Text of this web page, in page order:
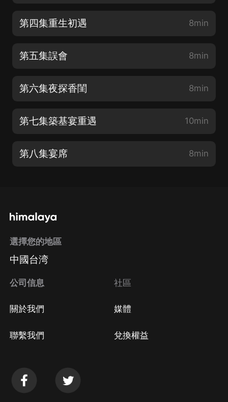
第四集重生初遇 8min
第五集誤會 8min
第六集夜探香閨 8min
第七集築基宴重遇 10min
第八集宴席 8min
選擇您的地區
中國台湾
公司信息
關於我們
聯繫我們
社區
媒體
兌換權益